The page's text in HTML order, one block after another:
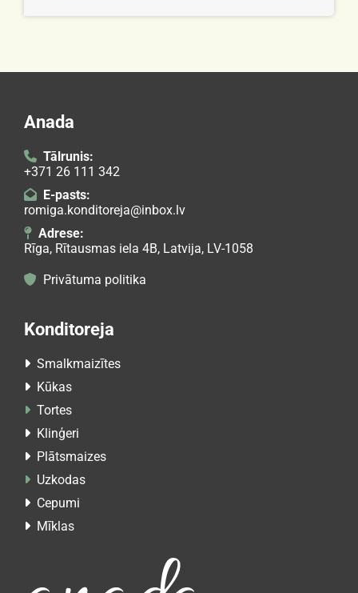
Anada
 Tālrunis:
+371 26 111 342
 E-pasts:
romiga.konditoreja@inbox.lv
 Adrese:
Rīga, Rītausmas iela 4B, Latvija, LV-1058
 Privātuma politika
Konditoreja
 Smalkmaizītes
 Kūkas
 Tortes
 Klinģeri
 Plātsmaizes
 Uzkodas
 Cepumi
 Mīklas